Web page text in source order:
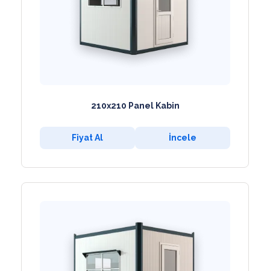
210x210 Panel Kabin
Fiyat Al İncele